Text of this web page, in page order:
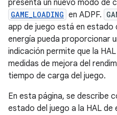
presenta un nuevo modo de
GAME_LOADING en ADPF.
app de juego está en estado
energía pueda proporcionar
indicación permite que la
medidas de mejora del
tiempo de carga del juego.
En esta página, se describe
estado del juego a la HAL de